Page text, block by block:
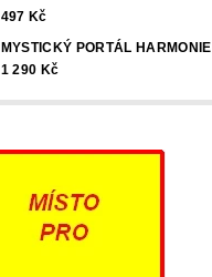
497 Kč
MYSTICKÝ PORTÁL HARMONIE
1 290 Kč